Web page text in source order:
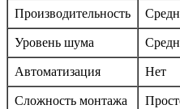
Производительность
Уровень шума
Автоматизация Нет
Сложность монтажа